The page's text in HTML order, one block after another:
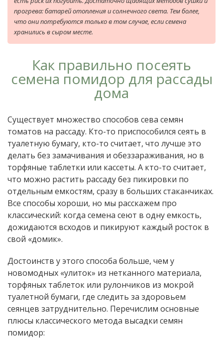
прогрева: батарей отопления и солнечного света. Тем более,
что они потребуются только в том случае, если семена
хранились в сыром месте.
Как правильно посеять
семена помидор для рассады
дома
Существует множество способов сева семян
томатов на рассаду. Кто-то приспособился сеять в
туалетную бумагу, кто-то считает, что лучше это
делать без замачивания и обеззараживания, но в
торфяные таблетки или кассеты. А кто-то считает,
что можно растить рассаду без пикировки по
отдельным емкостям, сразу в больших стаканчиках.
Все способы хороши, но мы расскажем про
классический: когда семена сеют в одну емкость,
дожидаются всходов и пикируют каждый росток в
свой «домик».
Достоинств у этого способа больше, чем у
новомодных «улиток» из нетканного материала,
торфяных таблеток или рулончиков из мокрой
туалетной бумаги, где следить за здоровьем
сеянцев затруднительно. Перечислим основные
плюсы классического метода высадки семян
помидор: